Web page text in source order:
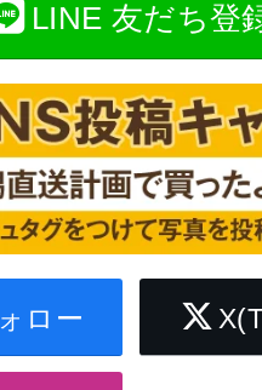
LINE 友だち登
ロー